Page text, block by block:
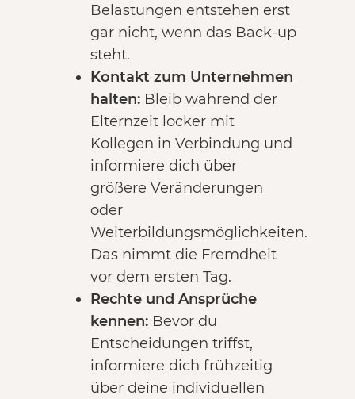
Belastungen entstehen erst
gar nicht, wenn das Back-up
steht.
Kontakt zum Unternehmen
halten: Bleib während der
Elternzeit locker mit
Kollegen in Verbindung und
informiere dich über
größere Veränderungen
oder
Weiterbildungsmöglichkeiten.
Das nimmt die Fremdheit
vor dem ersten Tag.
Rechte und Ansprüche
kennen: Bevor du
Entscheidungen triffst,
informiere dich frühzeitig
über deine individuellen